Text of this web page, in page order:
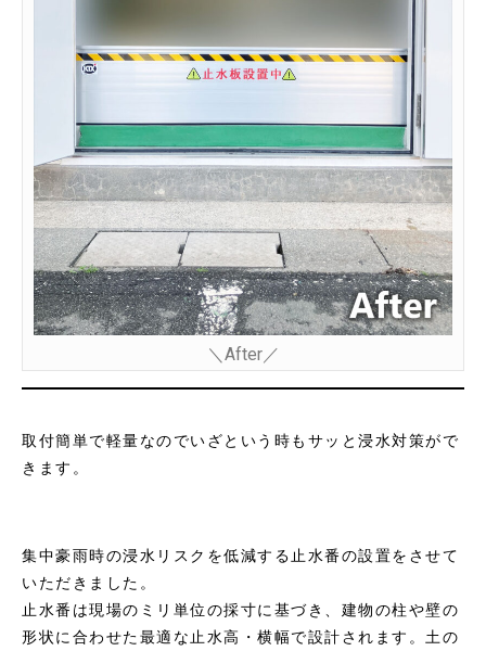
＼After／
取付簡単で軽量なのでいざという時もサッと浸水対策がで
きます。
集中豪雨時の浸水リスクを低減する止水番の設置をさせて
いただきました。
止水番は現場のミリ単位の採寸に基づき、建物の柱や壁の
形状に合わせた最適な止水高・横幅で設計されます。土の